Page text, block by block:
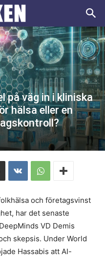
på väg in i kliniska
hälsa eller en
och företagsvinst
har det senaste
VD Demis
skepsis. Under World
Hassabis att AI-